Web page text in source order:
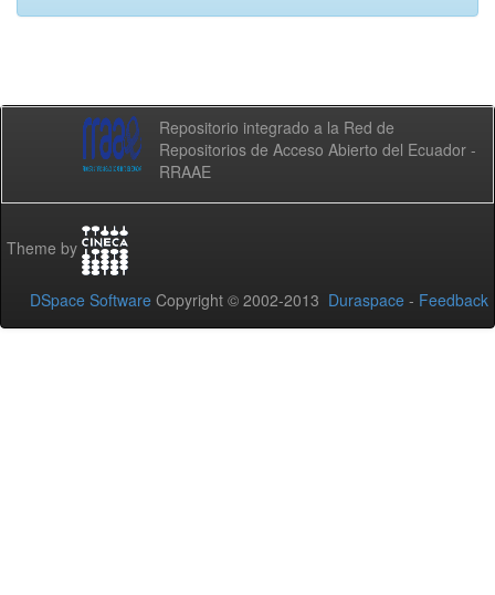
Repositorio integrado a la Red de
Repositorios de Acceso Abierto del Ecuador -
RRAAE
Theme by
DSpace Software Copyright © 2002-2013 Duraspace - Feedback